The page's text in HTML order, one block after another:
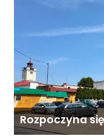
Rozpoczyna